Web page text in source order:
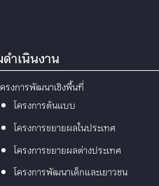
ำเนินงาน
รงการพัฒนาเชิงพื้นที่
โครงการต้นแบบ
โครงการขยายผลในประเทศ
โครงการขยายผลต่างประเทศ
โครงการพัฒนาเด็กและเยาวชน